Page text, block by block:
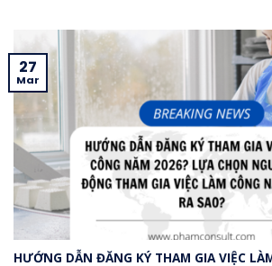
HƯỚNG DẪN ĐĂNG KÝ THAM GIA VIỆC
27
Mar